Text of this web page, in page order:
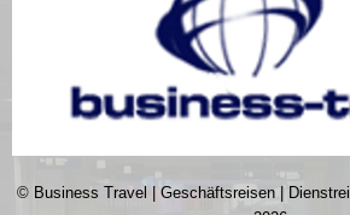
© Business Travel | Geschäftsreisen |